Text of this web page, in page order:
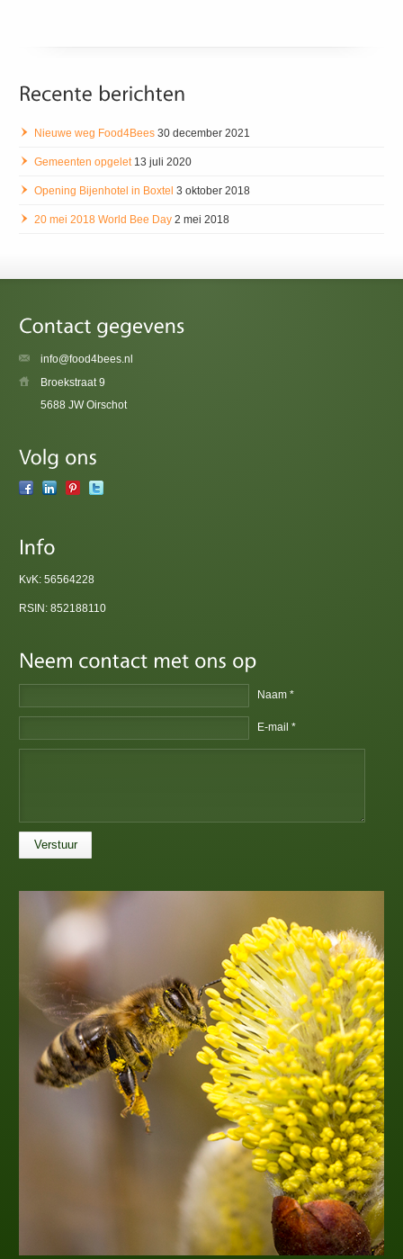
Nieuwe weg Food4Bees 30 december 2021
Gemeenten opgelet 13 juli 2020
Opening Bijenhotel in Boxtel 3 oktober 2018
20 mei 2018 World Bee Day 2 mei 2018
info@food4bees.nl
Broekstraat 9
5688 JW Oirschot
KvK: 56564228
RSIN: 852188110
Naam *
E-mail *
Verstuur